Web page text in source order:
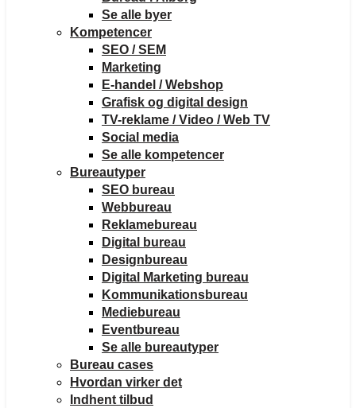
Se alle byer
Kompetencer
SEO / SEM
Marketing
E-handel / Webshop
Grafisk og digital design
TV-reklame / Video / Web TV
Social media
Se alle kompetencer
Bureautyper
SEO bureau
Webbureau
Reklamebureau
Digital bureau
Designbureau
Digital Marketing bureau
Kommunikationsbureau
Mediebureau
Eventbureau
Se alle bureautyper
Bureau cases
Hvordan virker det
Indhent tilbud